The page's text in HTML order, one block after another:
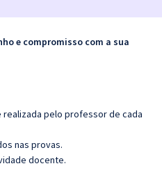
e compromisso com a sua
pelo professor de cada
nas provas.
docente.